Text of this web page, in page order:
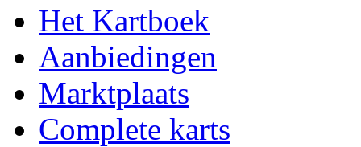
Het Kartboek
Aanbiedingen
Marktplaats
Complete karts